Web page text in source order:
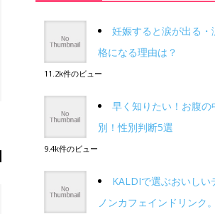
妊娠すると涙が出る・
格になる理由は？
11.2k件のビュー
早く知りたい！お腹の
別！性別判断5選
9.4k件のビュー
KALDIで選ぶおいしい
ノンカフェインドリンク